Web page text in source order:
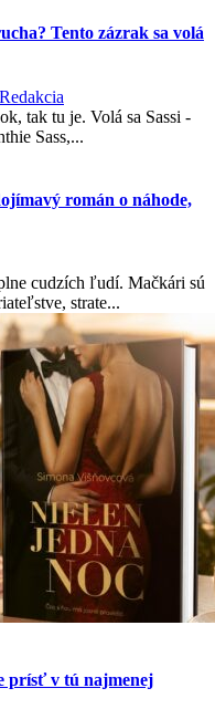
Tento zázrak sa volá
Redakcia
tak tu je. Volá sa Sassi -
Sass,...
román o náhode,
cudzích ľudí. Mačkári sú
strate...
prísť v tú najmenej